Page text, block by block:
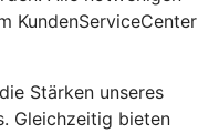
KundenServiceCenter
Stärken unseres
Gleichzeitig bieten